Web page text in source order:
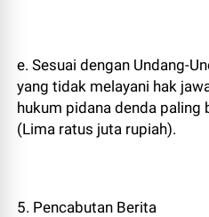
e. Sesuai dengan Undang-
yang tidak melayani hak
hukum pidana denda paling
(Lima ratus juta rupiah).
5. Pencabutan Berita